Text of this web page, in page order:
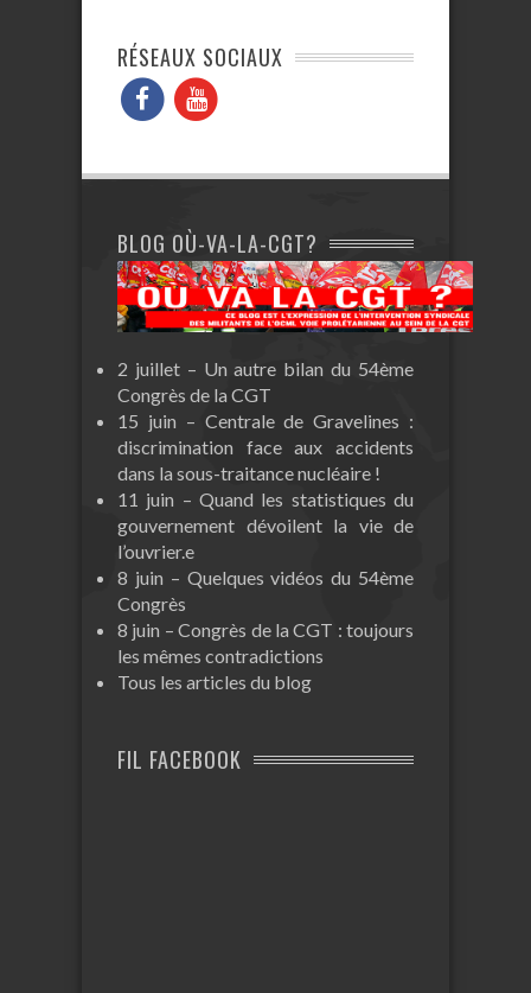
RÉSEAUX SOCIAUX
BLOG OÙ-VA-LA-CGT?
2 juillet – Un autre bilan du 54ème
Congrès de la CGT
15 juin – Centrale de Gravelines :
discrimination face aux accidents
dans la sous-traitance nucléaire !
11 juin – Quand les statistiques du
gouvernement dévoilent la vie de
l’ouvrier.e
8 juin – Quelques vidéos du 54ème
Congrès
8 juin – Congrès de la CGT : toujours
les mêmes contradictions
Tous les articles du blog
FIL FACEBOOK